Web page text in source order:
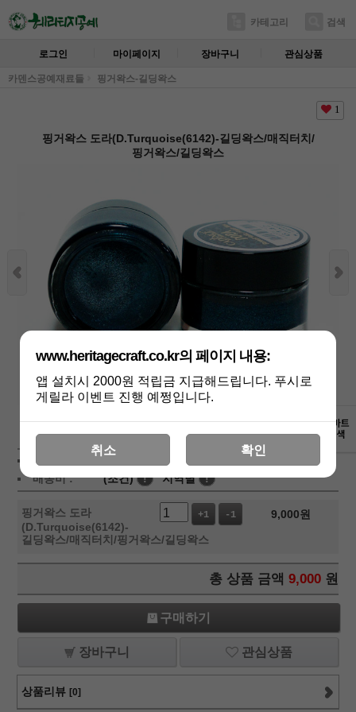
카테고리 검색
로그인 마이페이지 장바구니 관심상품
카덴스공예재료들 핑거왁스-길딩왁스
1
핑거왁스 도라(D.Turquoise(6142)-길딩왁스/매직터치/
핑거왁스/길딩왁스
상품가 :
배송비 :
(조건) ! 지역별 !
핑거왁스 도라
(D.Turquoise(6142)-
길딩왁스/매직터치/핑거왁스/길딩왁스
+1 -1 9,000원
총 상품 금액 9,000 원
구매하기
장바구니 관심상품
상품리뷰 [0]
www.heritagecraft.co.kr의 페이지 내용:
앱 설치시 2000원 적립금 지급해드립니다. 푸시로
게릴라 이벤트 진행 예쩡입니다.
취소 확인